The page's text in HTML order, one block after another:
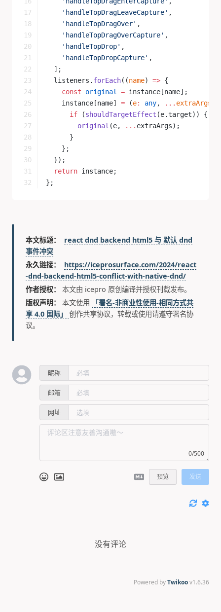
    'handleTopDragLeaveCapture'
,
    'handleTopDragOver'
,
    'handleTopDragOverCapture'
,
    'handleTopDrop'
,
    'handleTopDropCapture'
,
  ];
  listeners.
forEach((name) => {
    const
original = instance[name];
    instance[name]
= (e: any, ... extraArgs
      if
(shouldTargetEffect (e.target)) {
        original
(e, ... extraArgs);
      }
    };
  });
  return
instance;
};
本文标题：
react dnd backend html5 与 默认 dnd
事件冲突
永久链接：
https://iceprosurface.com/2024/react
-dnd-backend-html5-conflict-with-native-dnd/
作者授权：
本文由 icepro 原创编译并授权刊载发布。
版权声明：
本文使用
「署名-非商业性使用-相同方式共
享 4.0 国际」 创作共享协议，转载或使用请遵守署名协
议。
昵称
邮箱
网址
0/500
预览 发送
没有评论
Powered byTwikoov1.6.36